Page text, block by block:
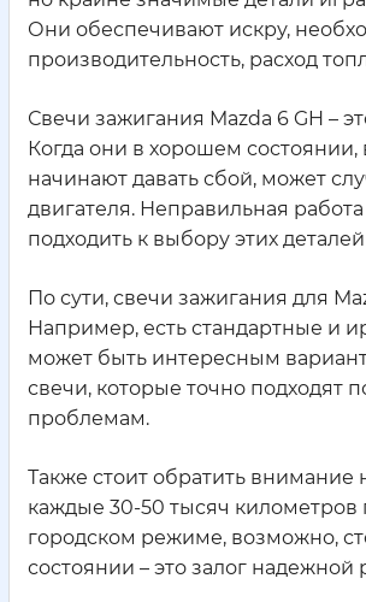
Они обеспечивают искру,
производительность, расход
Свечи зажигания Mazda 6 GH –
Когда они в хорошем
начинают давать сбой, может
двигателя. Неправильная
подходить к выбору этих
По сути, свечи зажигания для
Например, есть стандартные и
может быть интересным
свечи, которые точно подходят
проблемам.
Также стоит обратить
каждые 30-50 тысяч километров
городском режиме, возможно,
состоянии – это залог